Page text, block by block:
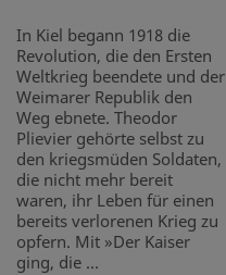
In Kiel begann 1918 die
Revolution, die den Ersten
Weltkrieg beendete und der
Weimarer Republik den
Weg ebnete. Theodor
Plievier gehörte selbst zu
den kriegsmüden Soldaten,
die nicht mehr bereit
waren, ihr Leben für einen
bereits verlorenen Krieg zu
opfern. Mit »Der Kaiser
ging, die ...